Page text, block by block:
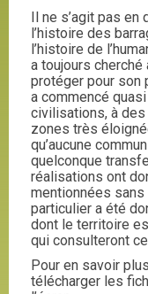
Il ne s’agit pas
l’histoire des
l’histoire de
a toujours cherché
protéger pour son
a commencé
civilisations, à
zones très
qu’aucune
quelconque
réalisations ont
mentionnées
particulier a été
dont le territoire
qui consulteront
Pour en savoir
télécharger les